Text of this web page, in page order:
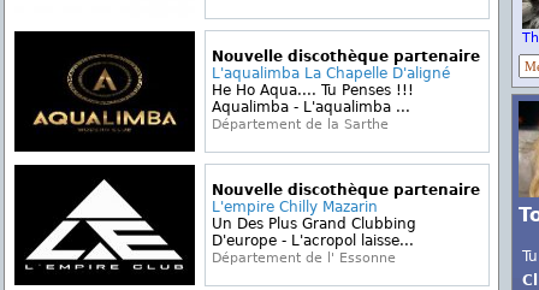
Nouvelle discothèque partenaire
L'aqualimba La Chapelle D'aligné
He Ho Aqua.... Tu Penses !!!
Aqualimba - L'aqualimba ...
Département de la Sarthe
Nouvelle discothèque partenaire
L'empire Chilly Mazarin
Un Des Plus Grand Clubbing
D'europe - L'acropol laisse...
Département de l' Essonne